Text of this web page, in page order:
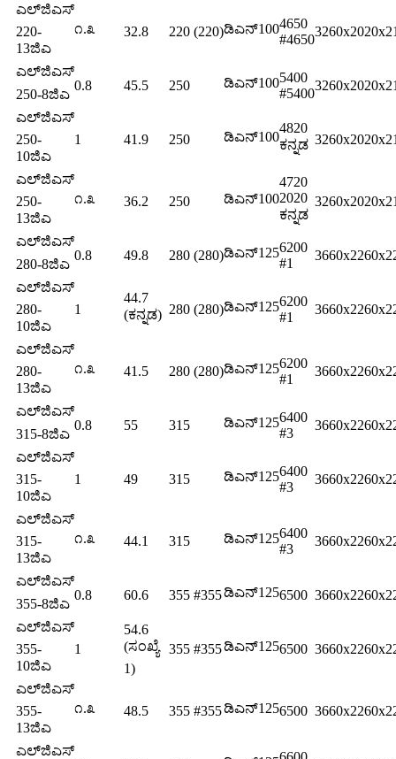
ಎಲ್‌ಜಿಎಸ್
220-
13ಜಿಎ
೧.೩ 32.8 220 (220)ಡಿಎನ್1004650
#4650
ಎಲ್‌ಜಿಎಸ್
250-8ಜಿಎ
0.8 45.5 250 ಡಿಎನ್1005400
#5400
ಎಲ್‌ಜಿಎಸ್
250-
10ಜಿಎ
1 41.9 250 ಡಿಎನ್100
4820
ಕನ್ನಡ
ಎಲ್‌ಜಿಎಸ್
250-
13ಜಿಎ
೧.೩ 36.2 250 ಡಿಎನ್100
4720
2020
ಕನ್ನಡ
ಎಲ್‌ಜಿಎಸ್
280-8ಜಿಎ
0.8 49.8 280 (280)ಡಿಎನ್1256200
#1
ಎಲ್‌ಜಿಎಸ್
280-
10ಜಿಎ
1
44.7
(ಕನ್ನಡ) 280 (280)ಡಿಎನ್1256200
#1
ಎಲ್‌ಜಿಎಸ್
280-
13ಜಿಎ
೧.೩ 41.5 280 (280)ಡಿಎನ್1256200
#1
ಎಲ್‌ಜಿಎಸ್
315-8ಜಿಎ
0.8 55 315 ಡಿಎನ್1256400
#3
ಎಲ್‌ಜಿಎಸ್
315-
10ಜಿಎ
1 49 315 ಡಿಎನ್1256400
#3
ಎಲ್‌ಜಿಎಸ್
315-
13ಜಿಎ
೧.೩ 44.1 315 ಡಿಎನ್1256400
#3
ಎಲ್‌ಜಿಎಸ್
355-8ಜಿಎ
0.8 60.6 355 #355ಡಿಎನ್1256500
ಎಲ್‌ಜಿಎಸ್
355-
10ಜಿಎ
1
54.6
(ಸಂಖ್ಯೆ
1)
355 #355ಡಿಎನ್1256500
ಎಲ್‌ಜಿಎಸ್
355-
13ಜಿಎ
೧.೩ 48.5 355 #355ಡಿಎನ್1256500
ಎಲ್‌ಜಿಎಸ್